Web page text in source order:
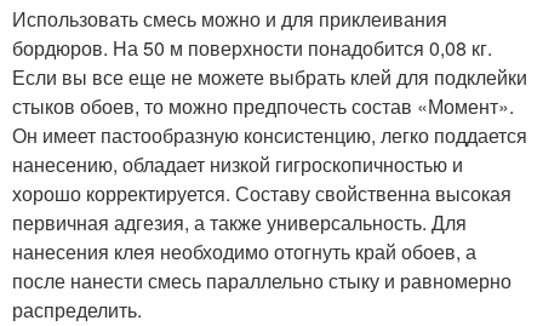
Использовать смесь можно и для приклеивания
бордюров. На 50 м поверхности понадобится 0,08 кг.
Если вы все еще не можете выбрать клей для подклейки
стыков обоев, то можно предпочесть состав «Момент».
Он имеет пастообразную консистенцию, легко поддается
нанесению, обладает низкой гигроскопичностью и
хорошо корректируется. Составу свойственна высокая
первичная адгезия, а также универсальность. Для
нанесения клея необходимо отогнуть край обоев, а
после нанести смесь параллельно стыку и равномерно
распределить.